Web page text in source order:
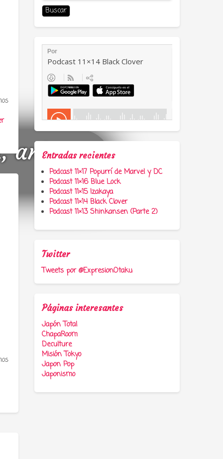
anime y
Entradas recientes
Podcast 11×17 Popurrí de Marvel y DC
Podcast 11×16 Blue Lock
Podcast 11×15 Izakaya
Podcast 11×14 Black Clover
Podcast 11×13 Shinkansen (Parte 2)
Twitter
Tweets por @ExpresionOtaku
Páginas interesantes
Japón Total
ChapaRoom
Deculture
Misión Tokyo
Japon Pop
Japonismo